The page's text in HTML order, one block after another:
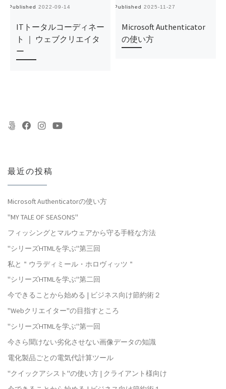
Published 2022-09-14
ITトータルコーディネー
ト ｜ ウェブクリエイタ
ー
Published 2025-11-27
Microsoft Authenticator
の使い方
最近の投稿
Microsoft Authenticatorの使い方
"MY TALE OF SEASONS"
フィッシングとマルウェアから守る手軽な方法
"シリーズHTMLを学ぶ"第三回
私と＂ウラディミール・ホロヴィッツ＂
"シリーズHTMLを学ぶ"第二回
今できることから始める | ビジネス向け節約術２
"Webクリエイター"の目指すところ
"シリーズHTMLを学ぶ"第一回
今さら聞けない劣化させない画像データの知識
電化製品ごとの電気代計算ツール
"クイックアシスト"の使い方 | クライアント様向け